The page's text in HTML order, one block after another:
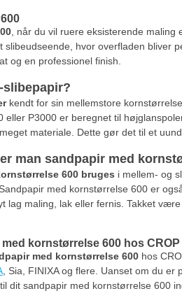
, når du vil ruere eksisterende maling
hvor overfladen bliver
og en professionel finish.
slibepapir?
kendt for sin mellemstore
eller P3000 er beregnet til
materiale. Dette gør det til et
man sandpapir med
600 bruges i mellem- og
med kornstørrelse 600 er
lag maling, lak eller fernis. Takket
kornstørrelse 600 hos CROP
med kornstørrelse 600hos
, Sia, FINIXA og flere. Uanset om du
dit sandpapir med kornstørrelse 600